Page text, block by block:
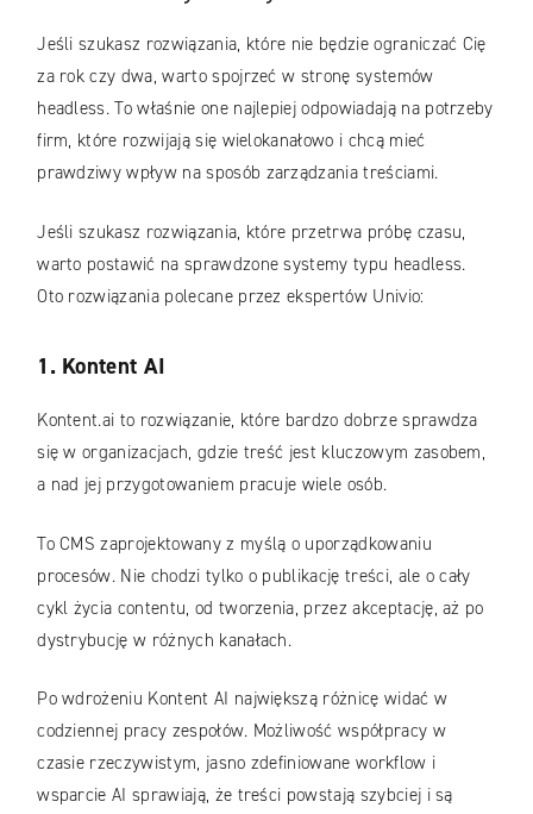
Jeśli szukasz rozwiązania, które nie będzie ograniczać Cię
za rok czy dwa, warto spojrzeć w stronę systemów
headless. To właśnie one najlepiej odpowiadają na potrzeby
firm, które rozwijają się wielokanałowo i chcą mieć
prawdziwy wpływ na sposób zarządzania treściami.
Jeśli szukasz rozwiązania, które przetrwa próbę czasu,
warto postawić na sprawdzone systemy typu headless.
Oto rozwiązania polecane przez ekspertów Univio:
1. Kontent AI
Kontent.ai to rozwiązanie, które bardzo dobrze sprawdza
się w organizacjach, gdzie treść jest kluczowym zasobem,
a nad jej przygotowaniem pracuje wiele osób.
To CMS zaprojektowany z myślą o uporządkowaniu
procesów. Nie chodzi tylko o publikację treści, ale o cały
cykl życia contentu, od tworzenia, przez akceptację, aż po
dystrybucję w różnych kanałach.
Po wdrożeniu Kontent AI największą różnicę widać w
codziennej pracy zespołów. Możliwość współpracy w
czasie rzeczywistym, jasno zdefiniowane workflow i
wsparcie AI sprawiają, że treści powstają szybciej i są